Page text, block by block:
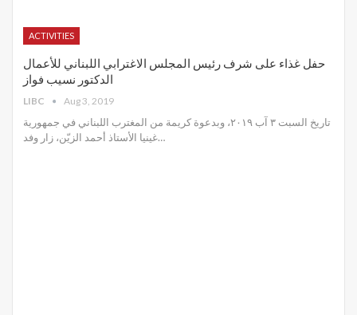
ACTIVITIES
حفل غذاء على شرف رئيس المجلس الاغترابي اللبناني للأعمال
الدكتور نسيب فواز
LIBC Aug 3, 2019
تاريخ السبت ٣ آب ٢٠١٩، وبدعوة كريمة من المغترب اللبناني في جمهورية
غينيا الأستاذ أحمد الزيّن، زار وفد…